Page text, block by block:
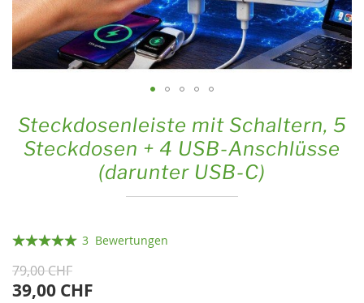
Anfang
der
Steckdosenleiste mit Schaltern, 5
Steckdosen + 4 USB-Anschlüsse
(darunter USB-C)
Bewertung:3 Bewertungen
79,00 CHF
39,00 CHF